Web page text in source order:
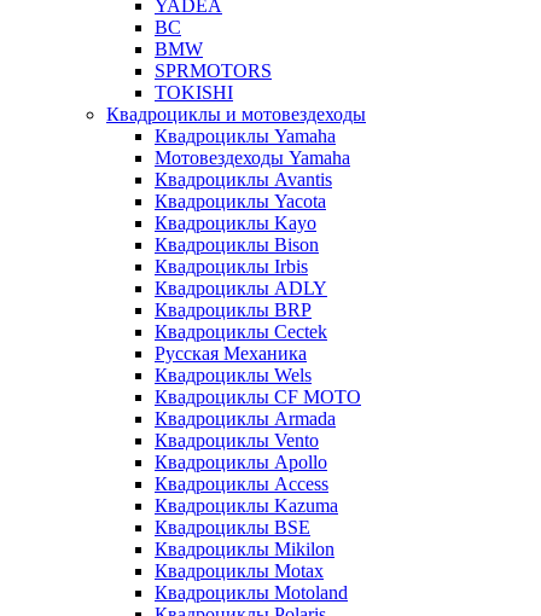
YADEA
BC
BMW
SPRMOTORS
TOKISHI
Квадроциклы и мотовездеходы
Квадроциклы Yamaha
Мотовездеходы Yamaha
Квадроциклы Avantis
Квадроциклы Yacota
Квадроциклы Kayo
Квадроциклы Bison
Квадроциклы Irbis
Квадроциклы ADLY
Квадроциклы BRP
Квадроциклы Cectek
Русская Механика
Квадроциклы Wels
Квадроциклы CF MOTO
Квадроциклы Armada
Квадроциклы Vento
Квадроциклы Apollo
Квадроциклы Access
Квадроциклы Kazuma
Квадроциклы BSE
Квадроциклы Mikilon
Квадроциклы Motax
Квадроциклы Motoland